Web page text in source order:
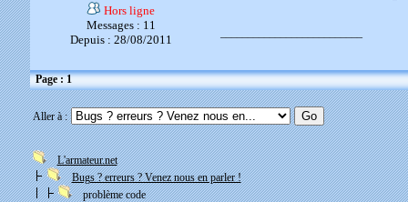
Hors ligne
Messages : 11
Depuis : 28/08/2011
Page : 1
Aller à :
L'armateur.net
Bugs ? erreurs ? Venez nous en parler !
problème code